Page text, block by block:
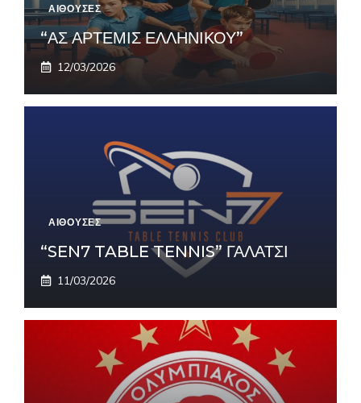
ΑΙΘΟΥΣΕΣ
“ΑΣ ΑΡΤΕΜΙΣ ΕΛΛΗΝΙΚΟΥ”
12/03/2026
ΑΙΘΟΥΣΕΣ
“SEN7 TABLE TENNIS” ΓΑΛΑΤΣΙ
11/03/2026